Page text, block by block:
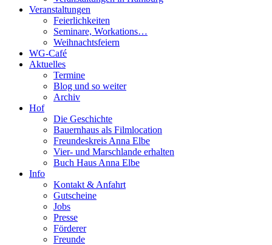
Veranstaltungen
Feierlichkeiten
Seminare, Workations…
Weihnachtsfeiern
WG-Café
Aktuelles
Termine
Blog und so weiter
Archiv
Hof
Die Geschichte
Bauernhaus als Filmlocation
Freundeskreis Anna Elbe
Vier- und Marschlande erhalten
Buch Haus Anna Elbe
Info
Kontakt & Anfahrt
Gutscheine
Jobs
Presse
Förderer
Freunde